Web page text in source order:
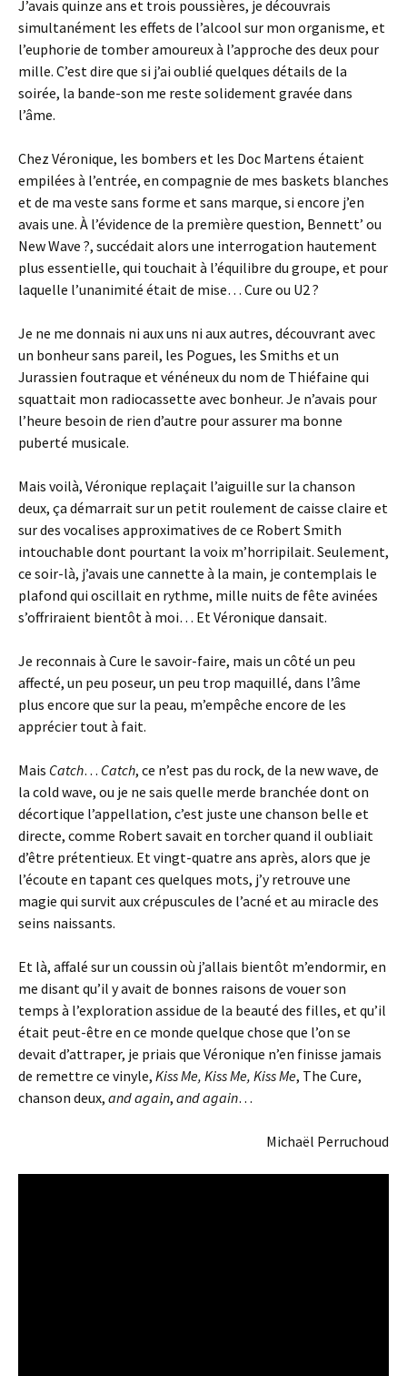
J’avais quinze ans et trois poussières, je découvrais
simultanément les effets de l’alcool sur mon organisme, et
l’euphorie de tomber amoureux à l’approche des deux pour
mille. C’est dire que si j’ai oublié quelques détails de la
soirée, la bande-son me reste solidement gravée dans
l’âme.
Chez Véronique, les bombers et les Doc Martens étaient
empilées à l’entrée, en compagnie de mes baskets blanches
et de ma veste sans forme et sans marque, si encore j’en
avais une. À l’évidence de la première question, Bennett’ ou
New Wave ?, succédait alors une interrogation hautement
plus essentielle, qui touchait à l’équilibre du groupe, et pour
laquelle l’unanimité était de mise… Cure ou U2 ?
Je ne me donnais ni aux uns ni aux autres, découvrant avec
un bonheur sans pareil, les Pogues, les Smiths et un
Jurassien foutraque et vénéneux du nom de Thiéfaine qui
squattait mon radiocassette avec bonheur. Je n’avais pour
l’heure besoin de rien d’autre pour assurer ma bonne
puberté musicale.
Mais voilà, Véronique replaçait l’aiguille sur la chanson
deux, ça démarrait sur un petit roulement de caisse claire et
sur des vocalises approximatives de ce Robert Smith
intouchable dont pourtant la voix m’horripilait. Seulement,
ce soir-là, j’avais une cannette à la main, je contemplais le
plafond qui oscillait en rythme, mille nuits de fête avinées
s’offriraient bientôt à moi… Et Véronique dansait.
Je reconnais à Cure le savoir-faire, mais un côté un peu
affecté, un peu poseur, un peu trop maquillé, dans l’âme
plus encore que sur la peau, m’empêche encore de les
apprécier tout à fait.
Mais Catch… Catch, ce n’est pas du rock, de la new wave, de
la cold wave, ou je ne sais quelle merde branchée dont on
décortique l’appellation, c’est juste une chanson belle et
directe, comme Robert savait en torcher quand il oubliait
d’être prétentieux. Et vingt-quatre ans après, alors que je
l’écoute en tapant ces quelques mots, j’y retrouve une
magie qui survit aux crépuscules de l’acné et au miracle des
seins naissants.
Et là, affalé sur un coussin où j’allais bientôt m’endormir, en
me disant qu’il y avait de bonnes raisons de vouer son
temps à l’exploration assidue de la beauté des filles, et qu’il
était peut-être en ce monde quelque chose que l’on se
devait d’attraper, je priais que Véronique n’en finisse jamais
de remettre ce vinyle, Kiss Me, Kiss Me, Kiss Me, The Cure,
chanson deux, and again, and again…
Michaël Perruchoud